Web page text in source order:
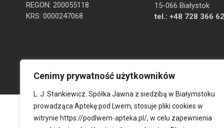
Cenimy prywatność użytkowników
L. J. Stankiewicz. Spółka Jawna z siedzibą w Białymstoku
prowadząca Aptekę pod Lwem, stosuje pliki cookies w
witrynie https://podlwem-apteka.pl/, w celu zapewnienia
REGON: 200055118
KRS: 0000247068
15-066 Białystok
tel.: +48 728 366